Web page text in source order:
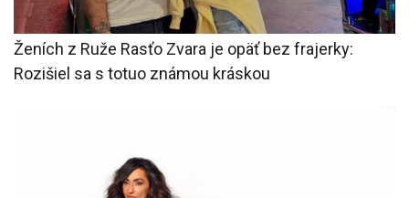
Ženích z Ruže Rasťo Zvara je opäť bez frajerky:
Rozišiel sa s totuo známou kráskou